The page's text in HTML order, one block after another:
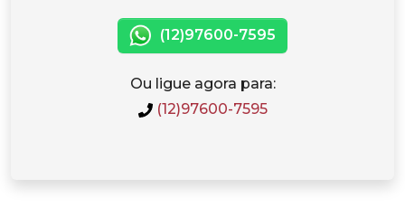
(12)97600-7595
Ou ligue agora para:
(12)97600-7595